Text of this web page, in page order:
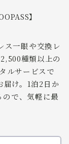
】
ス一眼や交換レ
種類以上の
ルサービスで
け。1泊2日か
で、気軽に最